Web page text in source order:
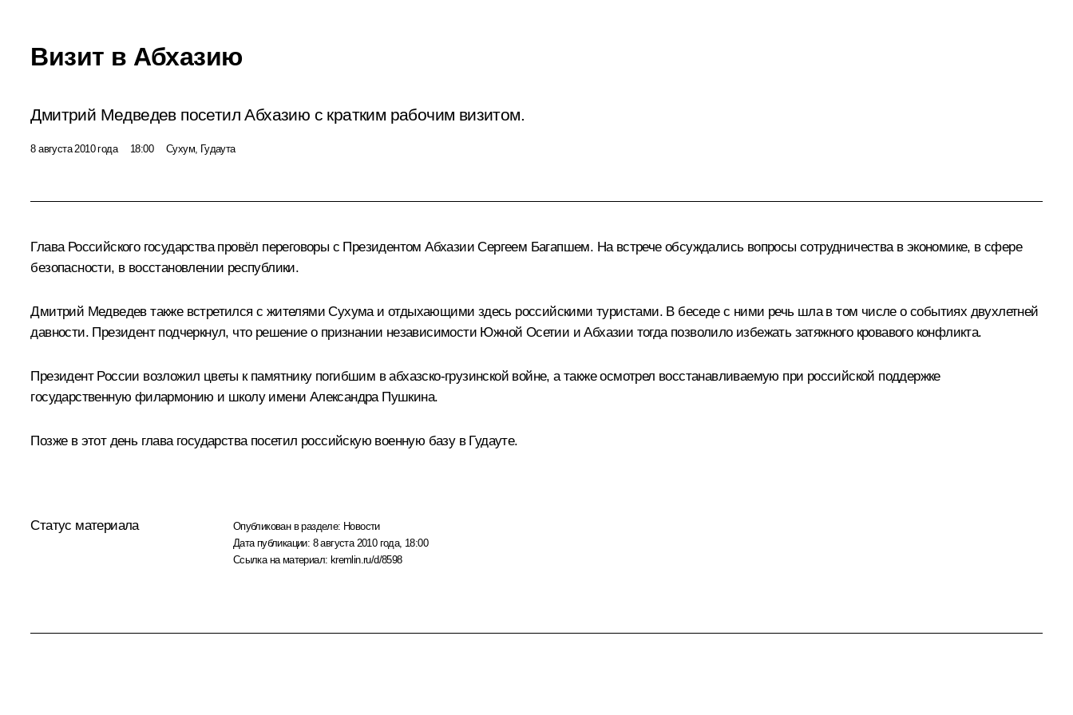
Визит в Абхазию
Дмитрий Медведев посетил Абхазию с кратким рабочим визитом.
8 августа 2010 года 18:00 Сухум, Гудаута
Глава Российского государства провёл переговоры с Президентом АбхазииСергеем Багапшем. На встрече обсуждались вопросы сотрудничества в экономике, в сфере
безопасности, в восстановлении республики.
Дмитрий Медведев также встретился с жителями Сухума и отдыхающими здесь российскими туристами. В беседе с ними речь шла в том числе о событиях двухлетней
давности. Президент подчеркнул, что решение о признании независимости Южной Осетии и Абхазии тогда позволило избежать затяжного кровавого конфликта.
Президент России возложил цветы к памятнику погибшим в абхазско-грузинской войне, а также осмотрел восстанавливаемую при российской поддержке
государственную филармонию и школу имени Александра Пушкина.
Позже в этот день глава государства посетил российскую военную базу в Гудауте.
Статус материала Опубликован в разделе: Новости
Дата публикации: 8 августа 2010 года, 18:00
Ссылка на материал: kremlin.ru/d/8598